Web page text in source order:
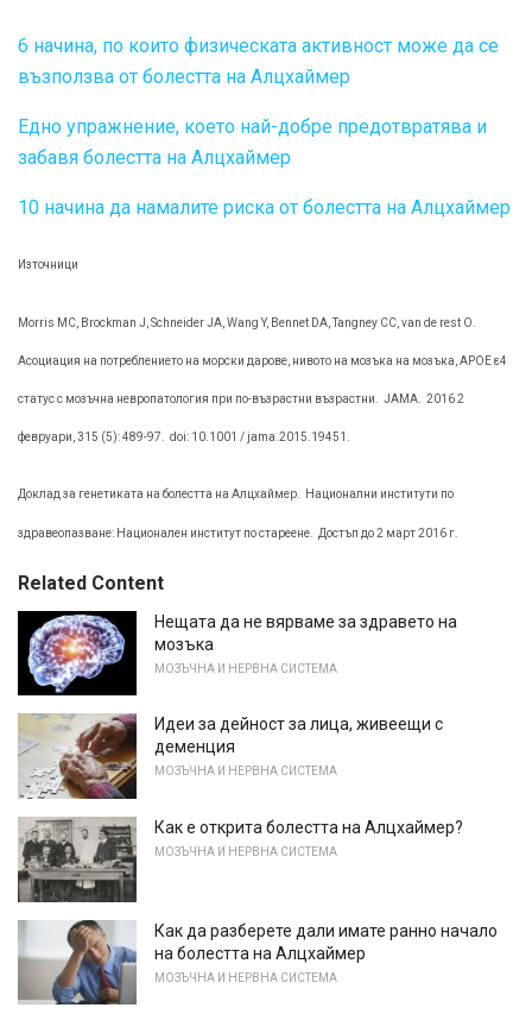
6 начина, по които физическата активност може да се
възползва от болестта на Алцхаймер
Едно упражнение, което най-добре предотвратява и
забавя болестта на Алцхаймер
10 начина да намалите риска от болестта на Алцхаймер
Източници
Morris MC, Brockman J, Schneider JA, Wang Y, Bennet DA, Tangney CC, van de rest O.
Асоциация на потреблението на морски дарове, нивото на мозъка на мозъка, APOE ε4
статус с мозъчна невропатология при по-възрастни възрастни. JAMA. 2016 2
февруари, 315 (5): 489-97. doi: 10.1001 / jama.2015.19451.
Доклад за генетиката на болестта на Алцхаймер. Национални институти по
здравеопазване: Национален институт по стареене. Достъп до 2 март 2016 г.
Related Content
Нещата да не вярваме за здравето на
мозъка
МОЗЪЧНА И НЕРВНА СИСТЕМА
Идеи за дейност за лица, живеещи с
деменция
МОЗЪЧНА И НЕРВНА СИСТЕМА
Как е открита болестта на Алцхаймер?
МОЗЪЧНА И НЕРВНА СИСТЕМА
Как да разберете дали имате ранно начало
на болестта на Алцхаймер
МОЗЪЧНА И НЕРВНА СИСТЕМА